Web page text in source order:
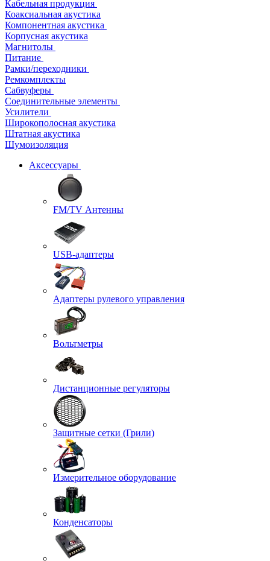
Кабельная продукция
Коаксиальная акустика
Компонентная акустика
Корпусная акустика
Магнитолы
Питание
Рамки/переходники
Ремкомплекты
Сабвуферы
Соединительные элементы
Усилители
Широкополосная акустика
Штатная акустика
Шумоизоляция
Аксессуары
FM/TV Антенны
USB-адаптеры
Адаптеры рулевого управления
Вольтметры
Дистанционные регуляторы
Защитные сетки (Грили)
Измерительное оборудование
Конденсаторы